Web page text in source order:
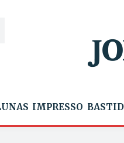
IMPRESSO